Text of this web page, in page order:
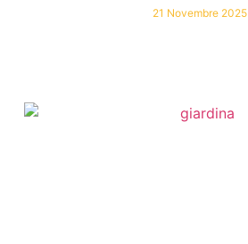
21 Novembre 2025